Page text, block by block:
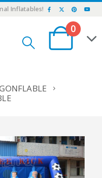
Inflatables!
0